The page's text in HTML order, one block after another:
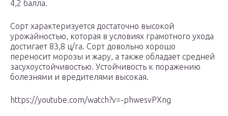
4,2 балла.
Сорт характеризуется достаточно высокой
урожайностью, которая в условиях грамотного ухода
достигает 83,8 ц/га. Сорт довольно хорошо
переносит морозы и жару, а также обладает средней
засухоустойчивостью. Устойчивость к поражению
болезнями и вредителями высокая.
https://youtube.com/watch?v=-phwesvPXng